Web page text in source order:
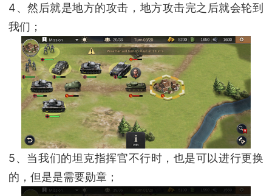
4、然后就是地方的攻击，地方攻击完之后就会轮到
我们；
5、当我们的坦克指挥官不行时，也是可以进行更换
的，但是是需要勋章；